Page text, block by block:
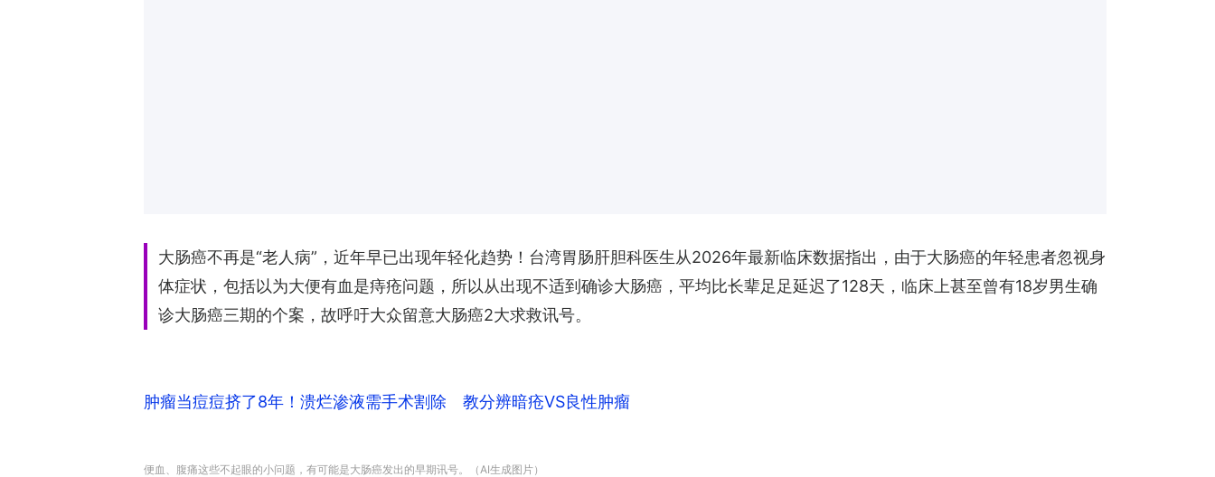
大肠癌不再是“老人病”，近年早已出现年轻化趋势！台湾胃肠肝胆科医生从2026年最新临床数据指出，由于大肠癌的年轻患者忽视身
体症状，包括以为大便有血是痔疮问题，所以从出现不适到确诊大肠癌，平均比长辈足足延迟了128天，临床上甚至曾有18岁男生确
诊大肠癌三期的个案，故呼吁大众留意大肠癌2大求救讯号。
肿瘤当痘痘挤了8年！溃烂渗液需手术割除 教分辨暗疮VS良性肿瘤
便血、腹痛这些不起眼的小问题，有可能是大肠癌发出的早期讯号。（AI生成图片）